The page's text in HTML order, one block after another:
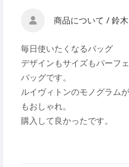
商品について / 鈴
毎日使いたくなるバッグ
デザインもサイズもパーフ
バッグです。
ルイヴィトンのモノグラム
もおしゃれ。
購入して良かったです。